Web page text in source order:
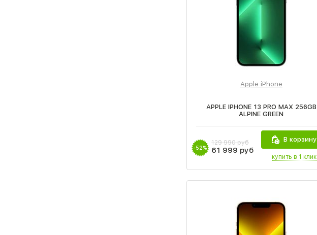
Apple iPhone
APPLE IPHONE 13 PRO MAX 256GB
ALPINE GREEN
-52%
129 990 руб
61 999 руб
В корзину
купить в 1 клик